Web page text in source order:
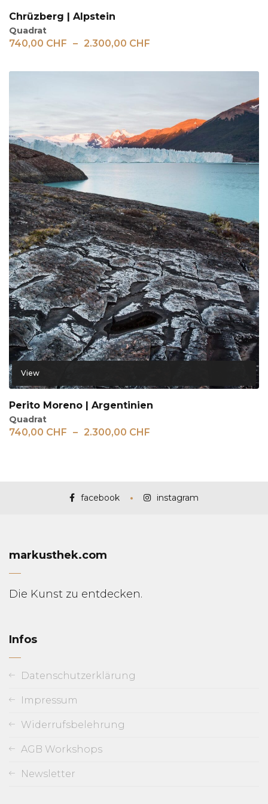
Chrüzberg | Alpstein
Quadrat
740,00 CHF – 2.300,00 CHF
View
Perito Moreno | Argentinien
Quadrat
740,00 CHF – 2.300,00 CHF
facebook instagram
markusthek.com
Die Kunst zu entdecken.
Infos
Datenschutzerklärung
Impressum
Widerrufsbelehrung
AGB Workshops
Newsletter